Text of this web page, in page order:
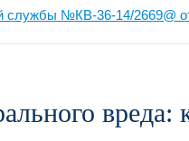
службы №КВ-36-14/2669@
вреда: